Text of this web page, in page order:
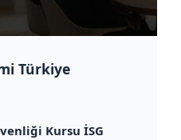
Türkiye
Kursu İSG